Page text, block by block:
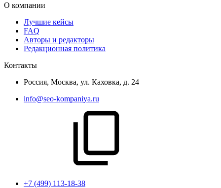
О компании
Лучшие кейсы
FAQ
Авторы и редакторы
Редакционная политика
Контакты
Россия, Москва, ул. Каховка, д. 24
info@seo-kompaniya.ru
+7 (499) 113-18-38